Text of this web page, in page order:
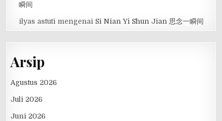
瞬间
ilyas astuti mengenai Si Nian Yi Shun Jian 思念一瞬间
Arsip
Agustus 2026
Juli 2026
Juni 2026